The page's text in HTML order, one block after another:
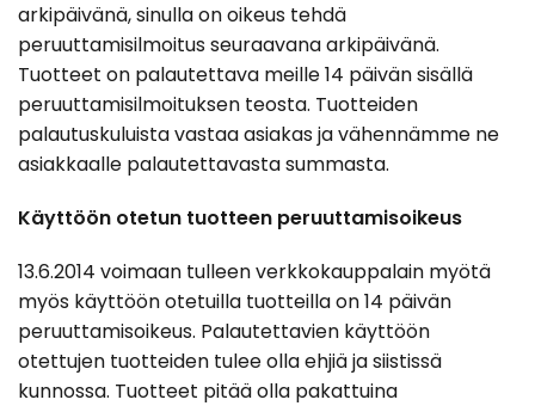
arkipäivänä, sinulla on oikeus tehdä
peruuttamisilmoitus seuraavana arkipäivänä.
Tuotteet on palautettava meille 14 päivän sisällä
peruuttamisilmoituksen teosta. Tuotteiden
palautuskuluista vastaa asiakas ja vähennämme ne
asiakkaalle palautettavasta summasta.
Käyttöön otetun tuotteen peruuttamisoikeus
13.6.2014 voimaan tulleen verkkokauppalain myötä
myös käyttöön otetuilla tuotteilla on 14 päivän
peruuttamisoikeus. Palautettavien käyttöön
otettujen tuotteiden tulee olla ehjiä ja siistissä
kunnossa. Tuotteet pitää olla pakattuina